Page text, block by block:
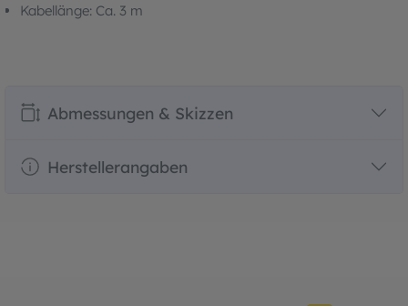
Kabellänge: Ca. 3 m
Abmessungen & Skizzen
Herstellerangaben